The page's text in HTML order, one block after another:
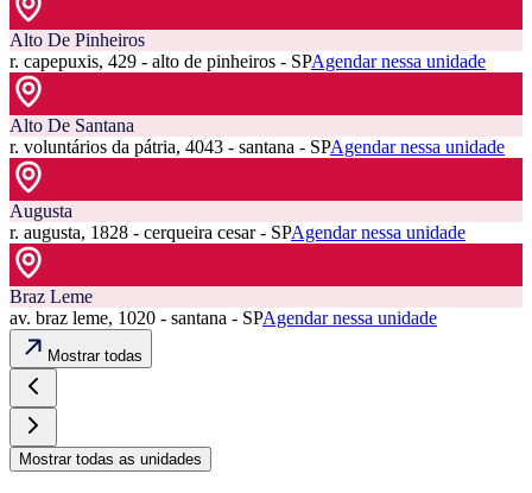
Alto De Pinheiros
r. capepuxis, 429 - alto de pinheiros - SPAgendar nessa unidade
Alto De Santana
r. voluntários da pátria, 4043 - santana - SPAgendar nessa unidade
Augusta
r. augusta, 1828 - cerqueira cesar - SPAgendar nessa unidade
Braz Leme
av. braz leme, 1020 - santana - SPAgendar nessa unidade
Mostrar todas
Mostrar todas as unidades